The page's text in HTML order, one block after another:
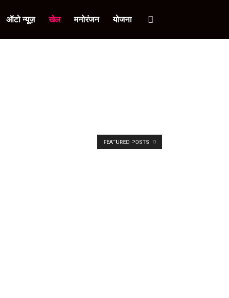
ऑटो न्यूज़ खेल मनोरंजन योजना
FEATURED POSTS